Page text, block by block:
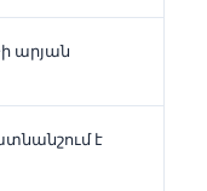
ի արյան
է